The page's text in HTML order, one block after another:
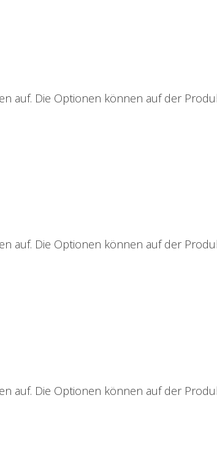
auf. Die Optionen können auf der
auf. Die Optionen können auf der
auf. Die Optionen können auf der